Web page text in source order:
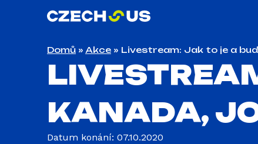
Domů » Akce » Livestream: Jak to je a
KANADA,
Datum konání: 07.10.2020